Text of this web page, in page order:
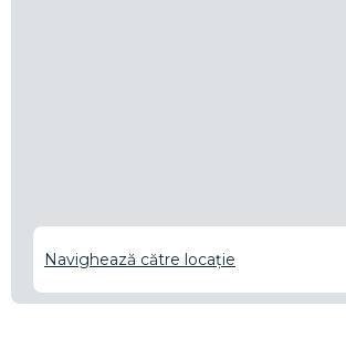
Navighează către locație